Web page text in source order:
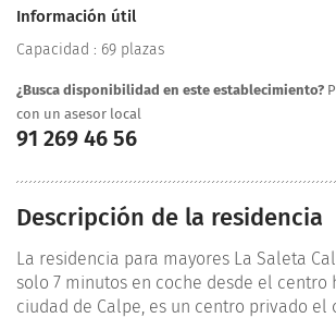
Información útil
Capacidad : 69 plazas
¿Busca disponibilidad en este establecimiento?
con un asesor local
91 269 46 56
Descripción de la residencia
La residencia para mayores La Saleta
solo 7 minutos en coche desde el centro
ciudad de Calpe, es un centro privado el